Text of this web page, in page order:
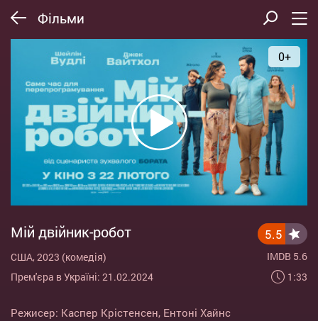
Фільми
0+
Мій двійник-робот
США, 2023 (комедія)
Прем'єра в Україні: 21.02.2024
5.5
IMDB 5.6
1:33
Режисер: Каспер Крістенсен, Ентоні Хайнс